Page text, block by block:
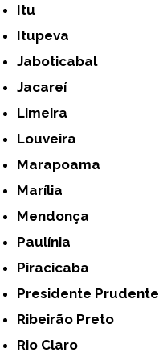
Itu
Itupeva
Jaboticabal
Jacareí
Limeira
Louveira
Marapoama
Marília
Mendonça
Paulínia
Piracicaba
Presidente Prudente
Ribeirão Preto
Rio Claro